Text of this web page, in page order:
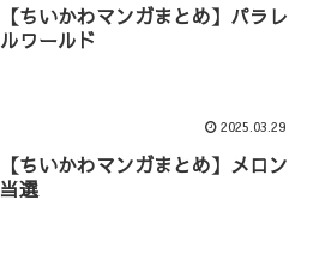
【ちいかわマンガまとめ】パラレ
ルワールド
2025.03.29
【ちいかわマンガまとめ】メロン
当選